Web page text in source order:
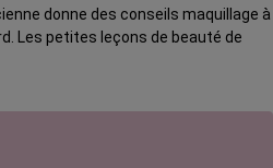
donne des conseils maquillage à
Les petites leçons de beauté de